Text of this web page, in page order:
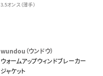
3.5オンス（薄手）
wundou（ウンドウ）
ウォームアップウィンドブレーカー
ジャケット